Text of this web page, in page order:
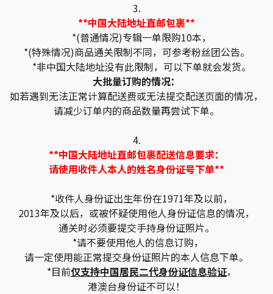
3.
**中国大陆地址直邮包裹**
*(普通情况)专辑一单限购10本，
*(特殊情况)商品通关限制不同，可参考粉丝团公告。
*非中国大陆地址没有此限制，可以下单就会发货。
大批量订购的情况：
如若遇到无法正常计算配送费或无法提交配送页面的情况，
请减少订单内的商品数量再尝试下单。
4.
**中国大陆地址直邮包裹配送信息要求：
请使用收件人本人的姓名身份证号下单**
*收件人身份证出生年份在1971年及以前，
2013年及以后，或被怀疑使用他人身份证信息的情况，
通关时必须要提交手持身份证照片。
*请不要使用他人的信息订购，
请一定使用能正常提交身份证照片的本人信息下单。
*目前仅支持中国居民二代身份证信息验证，
港澳台身份证不可以！